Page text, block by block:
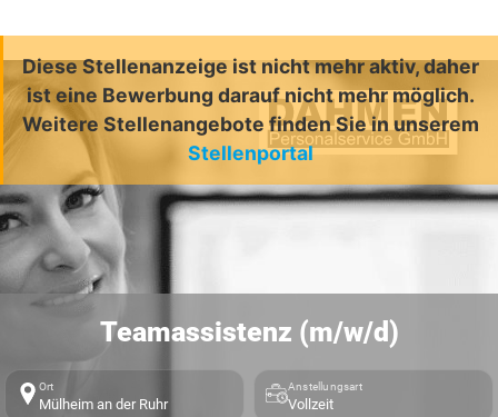
Diese Stellenanzeige ist nicht mehr aktiv, daher
ist eine Bewerbung darauf nicht mehr möglich.
Weitere Stellenangebote finden Sie in unserem
Stellenportal
Teamassistenz (m/w/d)
Ort
Mülheim an der Ruhr
Anstellungsart
Vollzeit